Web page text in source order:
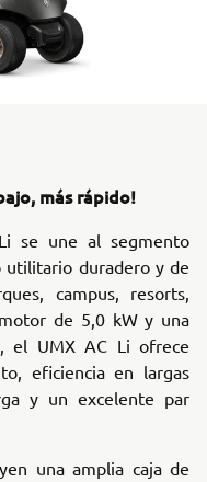
más rápido!
se une al segmento
utilitario duradero y de
campus, resorts,
de 5,0 kW y una
el UMX AC Li ofrece
eficiencia en largas
y un excelente par
una amplia caja de